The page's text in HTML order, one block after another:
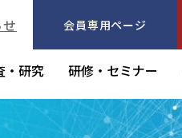
会員専用ページ
・研究 研修・セミナー